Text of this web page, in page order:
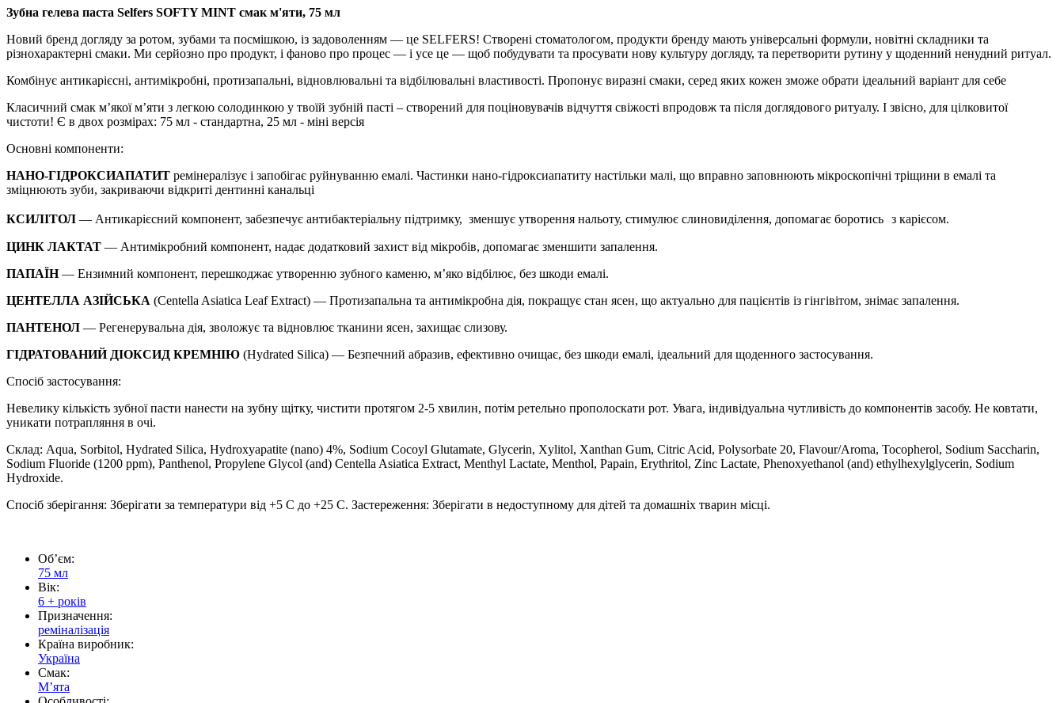
Зубна гелева паста Selfers SOFTY MINT смак м'яти, 75 мл
Новий бренд догляду за ротом, зубами та посмішкою, із задоволенням — це SELFERS! Створені стоматологом, продукти бренду мають універсальні формули, новітні складники та
різнохарактерні смаки. Ми серйозно про продукт, і фаново про процес — і усе це — щоб побудувати та просувати нову культуру догляду, та перетворити рутину у щоденний ненудний ритуал.
Комбінує антикарієсні, антимікробні, протизапальні, відновлювальні та відбілювальні властивості. Пропонує виразні смаки, серед яких кожен зможе обрати ідеальний варіант для себе
Класичний смак мʼякої мʼяти з легкою солодинкою у твоїй зубній пасті – створений для поціновувачів відчуття свіжості впродовж та після доглядового ритуалу. І звісно, для цілковитої
чистоти! Є в двох розмірах: 75 мл - стандартна, 25 мл - міні версія
Основні компоненти:
НАНО-ГІДРОКСИАПАТИТ ремінералізує і запобігає руйнуванню емалі. Частинки нано-гідроксиапатиту настільки малі, що вправно заповнюють мікроскопічні тріщини в емалі та
зміцнюють зуби, закриваючи відкриті дентинні канальці
КСИЛІТОЛ — Антикарієсний компонент, забезпечує антибактеріальну підтримку, зменшує утворення нальоту, стимулює слиновиділення, допомагає боротись з карієсом.
ЦИНК ЛАКТАТ — Антимікробний компонент, надає додатковий захист від мікробів, допомагає зменшити запалення.
ПАПАЇН— Ензимний компонент, перешкоджає утворенню зубного каменю, мʼяко відбілює, без шкоди емалі.
ЦЕНТЕЛЛА АЗІЙСЬКА (Centella Asiatica Leaf Extract) — Протизапальна та антимікробна дія, покращує стан ясен, що актуально для пацієнтів із гінгівітом, знімає запалення.
ПАНТЕНОЛ — Регенерувальна дія, зволожує та відновлює тканини ясен, захищає слизову.
ГІДРАТОВАНИЙ ДІОКСИД КРЕМНІЮ (Hydrated Silica) — Безпечний абразив, ефективно очищає, без шкоди емалі, ідеальний для щоденного застосування.
Спосіб застосування:
Невелику кількість зубної пасти нанести на зубну щітку, чистити протягом 2-5 хвилин, потім ретельно прополоскати рот. Увага, індивідуальна чутливість до компонентів засобу. Не ковтати,
уникати потрапляння в очі.
Склад: Aqua, Sorbitol, Hydrated Silica, Hydroxyapatite (nano) 4%, Sodium Cocoyl Glutamate, Glycerin, Xylitol, Xanthan Gum, Citric Acid, Polysorbate 20, Flavour/Aroma, Tocopherol, Sodium Saccharin,
Sodium Fluoride (1200 ppm), Panthenol, Propylene Glycol (and) Centella Asiatica Extract, Menthyl Lactate, Menthol, Papain, Erythritol, Zinc Lactate, Phenoxyethanol (and) ethylhexylglycerin, Sodium
Hydroxide.
Спосіб зберігання: Зберігати за температури від +5 С до +25 С. Застереження: Зберігати в недоступному для дітей та домашніх тварин місці.
Обʼєм:
75 мл
Вік:
6 + років
Призначення:
реміналізація
Країна виробник:
Україна
Смак:
Мʼята